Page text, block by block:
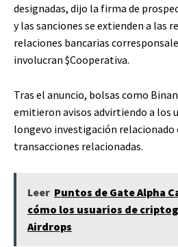
designadas, dijo la firma de
y las sanciones se extienden a las
relaciones bancarias
involucran $Cooperativa.
Tras el anuncio, bolsas como
emitieron avisos advirtiendo a los
longevo investigación relacionado
transacciones relacionadas.
Leer Puntos de Gate Alpha
cómo los usuarios de
Airdrops